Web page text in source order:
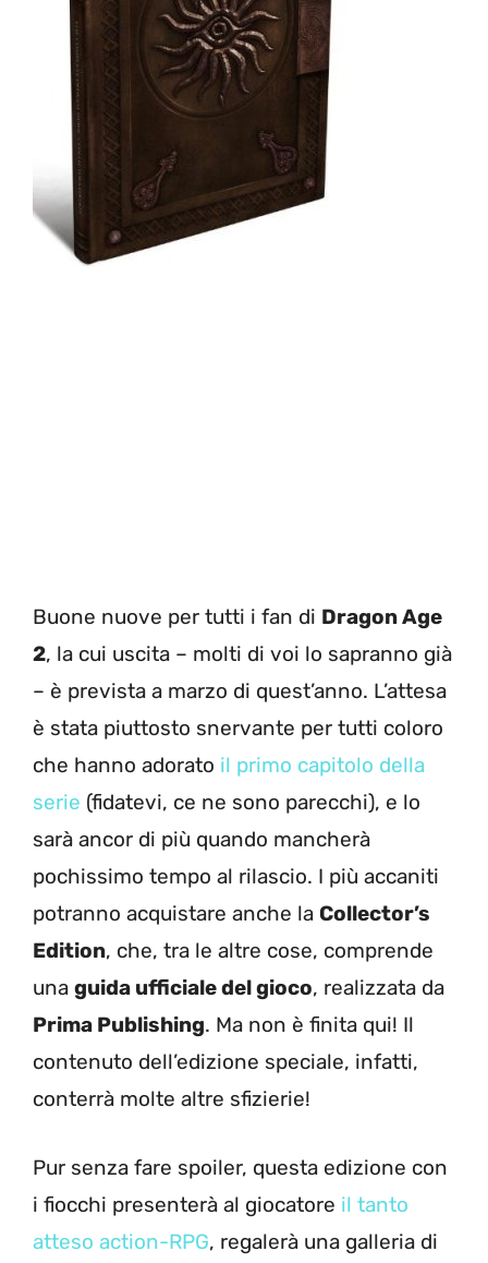
Buone nuove per tutti i fan di Dragon Age
2, la cui uscita – molti di voi lo sapranno già
– è prevista a marzo di quest’anno. L’attesa
è stata piuttosto snervante per tutti coloro
che hanno adorato il primo capitolo della
serie (fidatevi, ce ne sono parecchi), e lo
sarà ancor di più quando mancherà
pochissimo tempo al rilascio. I più accaniti
potranno acquistare anche la Collector’s
Edition, che, tra le altre cose, comprende
una guida ufficiale del gioco, realizzata da
Prima Publishing. Ma non è finita qui! Il
contenuto dell’edizione speciale, infatti,
conterrà molte altre sfizierie!
Pur senza fare spoiler, questa edizione con
i fiocchi presenterà al giocatore il tanto
atteso action-RPG, regalerà una galleria di